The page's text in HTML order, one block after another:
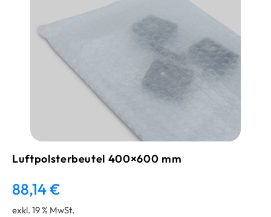
Luftpolsterbeutel 400×600 mm
88,14€
exkl. 19 % MwSt.